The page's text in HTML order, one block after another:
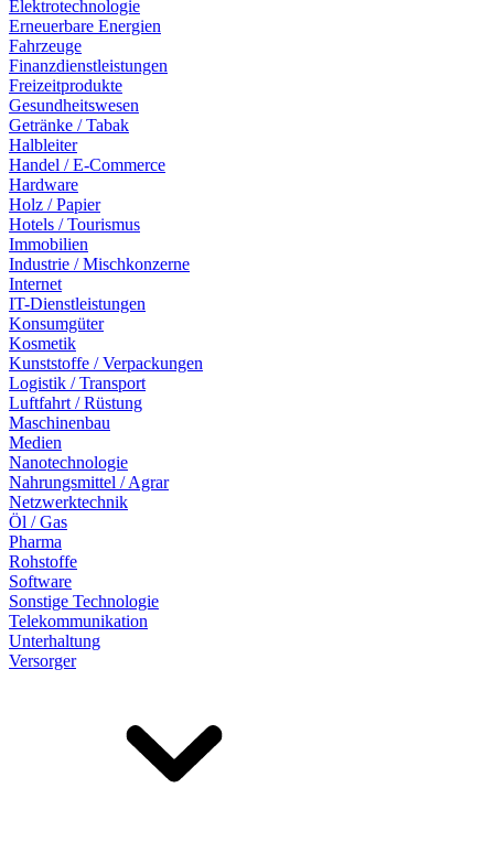
Elektrotechnologie
Erneuerbare Energien
Fahrzeuge
Finanzdienstleistungen
Freizeitprodukte
Gesundheitswesen
Getränke / Tabak
Halbleiter
Handel / E-Commerce
Hardware
Holz / Papier
Hotels / Tourismus
Immobilien
Industrie / Mischkonzerne
Internet
IT-Dienstleistungen
Konsumgüter
Kosmetik
Kunststoffe / Verpackungen
Logistik / Transport
Luftfahrt / Rüstung
Maschinenbau
Medien
Nanotechnologie
Nahrungsmittel / Agrar
Netzwerktechnik
Öl / Gas
Pharma
Rohstoffe
Software
Sonstige Technologie
Telekommunikation
Unterhaltung
Versorger